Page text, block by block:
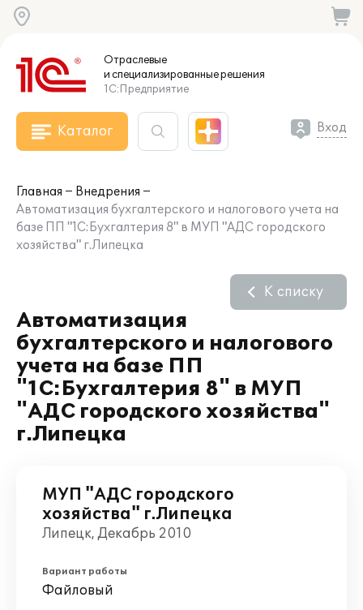
Отраслевые
и специализированныерешения
1С:Предприятие
Каталог Вход
Главная
Внедрения
Автоматизация бухгалтерского и налогового учета на
базе ПП "1С:Бухгалтерия 8" в МУП "АДС городского
хозяйства" г.Липецка
Автоматизация
бухгалтерского и налогового
учета на базе ПП
"1С:Бухгалтерия 8" в МУП
"АДС городского хозяйства"
г.Липецка
К списку
МУП "АДС городского
хозяйства" г.Липецка
Липецк, Декабрь 2010
Вариант работы
Файловый